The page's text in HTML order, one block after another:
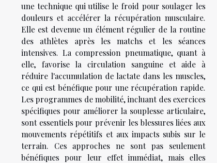
une technique qui utilise le froid pour soulager les
douleurs et accélérer la récupération musculaire.
Elle est devenue un élément régulier de la routine
des athlètes après les matchs et les séances
intensives. La compression pneumatique, quant à
elle, favorise la circulation sanguine et aide à
réduire l'accumulation de lactate dans les muscles,
ce qui est bénéfique pour une récupération rapide.
Les programmes de mobilité, incluant des exercices
spécifiques pour améliorer la souplesse articulaire,
sont essentiels pour prévenir les blessures liées aux
mouvements répétitifs et aux impacts subis sur le
terrain. Ces approches ne sont pas seulement
bénéfiques pour leur effet immédiat, mais elles